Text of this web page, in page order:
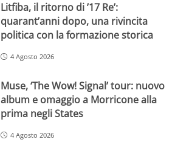
Litfiba, il ritorno di ’17 Re’:
quarant’anni dopo, una rivincita
politica con la formazione storica
4 Agosto 2026
Muse, ‘The Wow! Signal’ tour: nuovo
album e omaggio a Morricone alla
prima negli States
4 Agosto 2026